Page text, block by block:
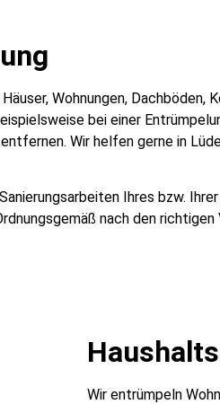
Wohnungen, Dachböden,
bei einer
Wir helfen gerne in
Ihres bzw.
nach den richtigen
Wir entrümpeln